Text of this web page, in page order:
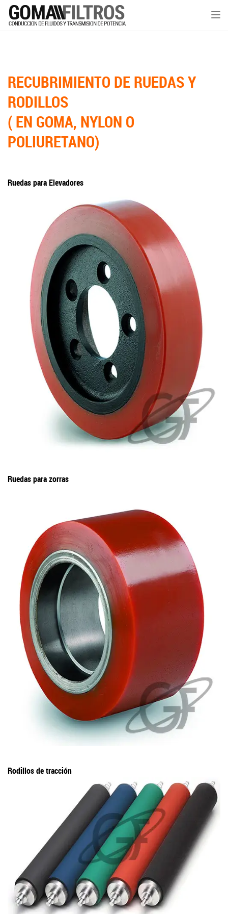
RECUBRIMIENTO DE RUEDAS Y
RODILLOS
( EN GOMA, NYLON O
POLIURETANO)
Ruedas para Elevadores
Ruedas para zorras
Rodillos de tracción